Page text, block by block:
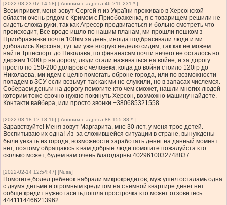
[2022-03-23 07:14:58] [ Аноним с адреса 46.211.231.* ]
Всем привет, меня зовут Сергей я из України проживаю в Херсонской
области очень рядом с Кримом с.Приобоаженка, я с товарищем решили не
сидеть сложа руки, так как Агресор продвигаеться и больно смотреть что
происходит, Все вроде ишло по нашим планам, ми прошли пешком з
Приображенки почти 100км за день, иногда подбрасивали люди и ми
добоались Херсона, тут ми уже вторую неделю сидим, так как не можем
найти Трпнспорт до Николава, по финанасам почти нечего не осталось но
держим 1000гр на дорогу, люди стали наживаться на войне, и за дорогу
просто по 150-200 доларов с человека, когда до войни стоило 120гр до
Николаева, ми идем с целю помогать оброне города, или по возможности
попадем в ЗСУ если возьмут так как ми не служили, но в запасах числемся.
Собераем деньги на дорогу помогите кто чем сможет, нашли многих людей
которим тоже срочно нужно покинуть Херсон, возможно машину найдете.
Контакти вайбера, или просто звонки +380685321558
[2022-03-18 12:18:16] [ Аноним с адреса 88.155.38.* ]
Здравствуйте! Меня зовут Маргарита, мне 30 лет, у меня трое детей.
Воспитываю их одна! Из-за сложившейся ситуации в стране, вынуждены
были уехать из города, возможности заработать денег на данный момент
нет, поэтому обращаюсь к вам добрые люди помогите пожалуйста кто
сколько может, будем вам очень благодарны 4029610032748837
[2022-02-14 12:54:47] [Nusa]
Помогите,болел ребенок набрали микрокредитов, муж ушел.осталамь одна
с двумя детьми и огромным кредитом на съемной квартире.денег нет
ообще.кредит нужно гасить,пошла прострочка.кто может отзовитесь
4441114466213962